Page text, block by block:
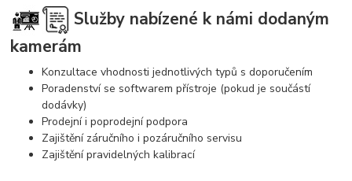
Služby nabízené k námi dodaným
kamerám
Konzultace vhodnosti jednotlivých typů s doporučením
Poradenství se softwarem přístroje (pokud je součástí
dodávky)
Prodejní i poprodejní podpora
Zajištění záručního i pozáručního servisu
Zajištění pravidelných kalibrací